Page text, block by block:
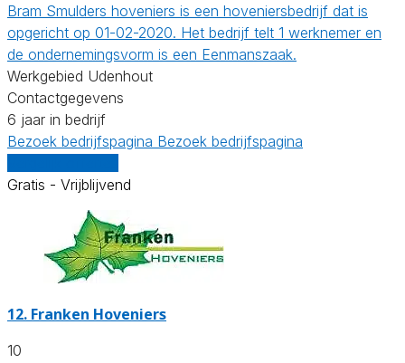
Bram Smulders hoveniers is een hoveniersbedrijf dat is
opgericht op 01-02-2020. Het bedrijf telt 1 werknemer en
de ondernemingsvorm is een Eenmanszaak.
Werkgebied Udenhout
Contactgegevens
6 jaar in bedrijf
Bezoek bedrijfspagina Bezoek bedrijfspagina
Gratis - Vrijblijvend
12. Franken Hoveniers
10